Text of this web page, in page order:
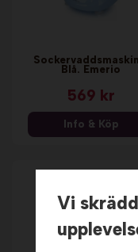
Blå. Emerio
569 kr
Info & Köp
Vi